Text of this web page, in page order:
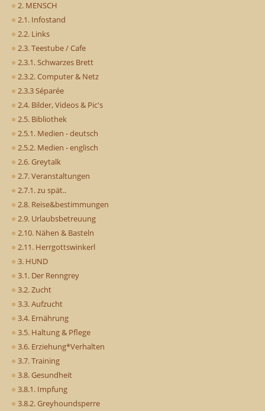
2. MENSCH
2.1. Infostand
2.2. Links
2.3. Teestube / Cafe
2.3.1. Schwarzes Brett
2.3.2. Computer & Netz
2.3.3 Séparée
2.4. Bilder, Videos & Pic's
2.5. Bibliothek
2.5.1. Medien - deutsch
2.5.2. Medien - englisch
2.6. Greytalk
2.7. Veranstaltungen
2.7.1. zu spät..
2.8. Reise&bestimmungen
2.9. Urlaubsbetreuung
2.10. Nähen & Basteln
2.11. Herrgottswinkerl
3. HUND
3.1. Der Renngrey
3.2. Zucht
3.3. Aufzucht
3.4. Ernährung
3.5. Haltung & Pflege
3.6. Erziehung*Verhalten
3.7. Training
3.8. Gesundheit
3.8.1. Impfung
3.8.2. Greyhoundsperre